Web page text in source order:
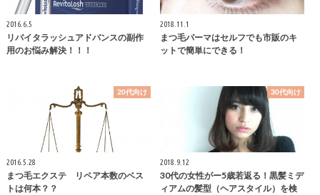
2016.6.5
リバイタラッシュアドバンスの副作
用のお悩み解決！！！
2018.11.1
まつ毛パーマはセルフでも市販のキ
ットで簡単にできる！
20代向け
2016.5.28
まつ毛エクステ リペア本数のベス
トは何本？？
30代向け
2018.9.12
30代の女性がー5歳若返る！黒髪ミデ
ィアムの髪型（ヘアスタイル）を検